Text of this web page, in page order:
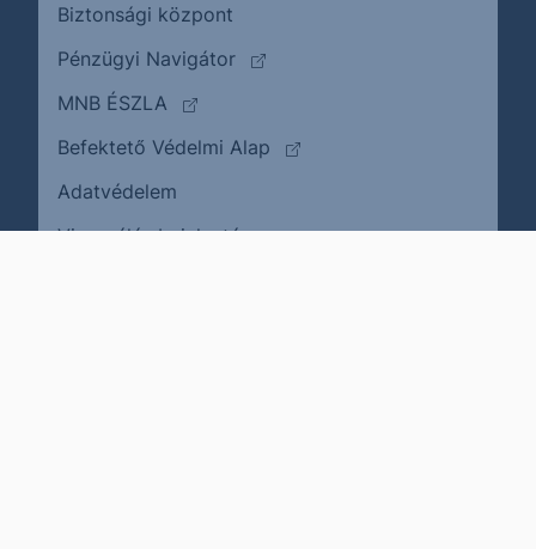
Biztonsági központ
Pénzügyi Navigátor
(külső oldalra ugrik)
MNB ÉSZLA
(külső oldalra ugrik)
Befektető Védelmi Alap
(külső oldalra ugrik)
Adatvédelem
Visszaélés bejelentése(külső oldalra ugrik)